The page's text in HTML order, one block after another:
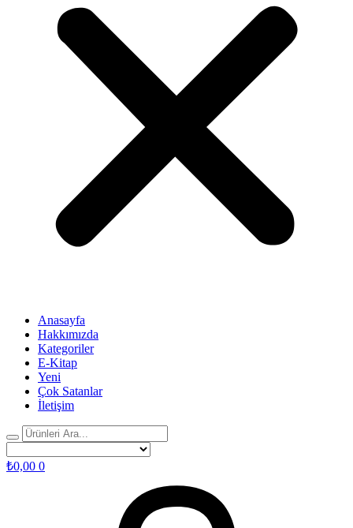
Anasayfa
Hakkımızda
Kategoriler
E-Kitap
Yeni
Çok Satanlar
İletişim
₺0,00 0